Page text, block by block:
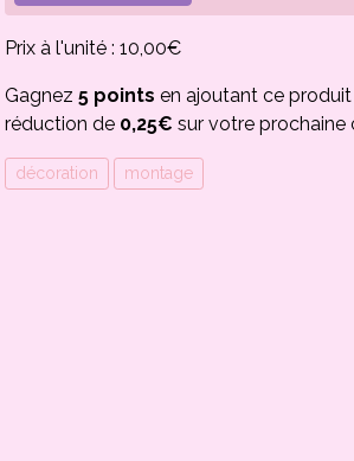
Prix à l'unité : 10,00€
Gagnez 5 points en ajoutant ce
réduction de 0,25€ sur votre prochaine
décoration montage